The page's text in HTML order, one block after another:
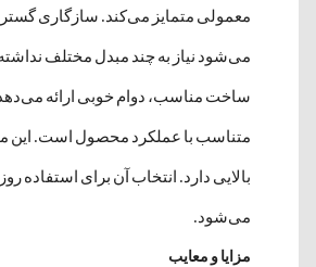
معمولی متمایز می‌کند. سازگاری
می‌شود نیاز به چند مبدل مختلف
ساخت مناسب، دوام خوبی ارائه
متناسب با عملکرد محصول است. این
بالایی دارد. انتخاب آن برای استفاده
می‌شود.
مزایا و معایب